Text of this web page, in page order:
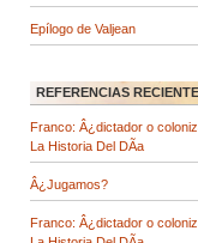
Epílogo de Valjean
REFERENCIAS
Franco: Â¿dictador o
La Historia Del DÃ­a
Â¿Jugamos?
Franco: Â¿dictador o